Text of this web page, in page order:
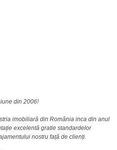
din 2006!
imobiliară din România inca din anul
excelentă gratie standardelor
nostru față de clienți.